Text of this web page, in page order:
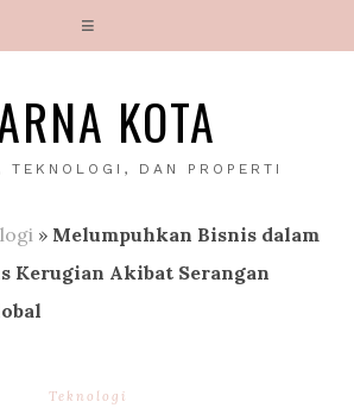
KOTA
TEKNOLOGI, DAN PROPERTI
» Melumpuhkan Bisnis dalam
Kerugian Akibat Serangan
Teknologi